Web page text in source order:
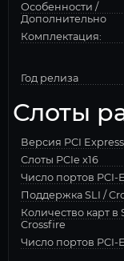
Особенности /
Дополнительно
Комплектация:
Год релиза
Слоты
Версия PCI Express
Слоты PCIe x16
Число портов PCI-
Поддержка SLI /
Количество карт в
Crossfire
Число портов PCI-